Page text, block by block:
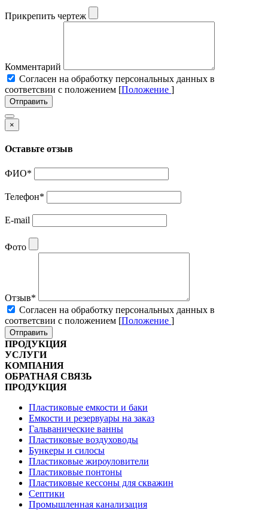
Прикрепить чертеж
Комментарий
Cогласен на обработку персональных данных в
соответсвии с положением [Положение ]
Отправить
×
Оставьте отзыв
ФИО*
Телефон*
E-mail
Фото
Отзыв*
Cогласен на обработку персональных данных в
соответсвии с положением [Положение ]
Отправить
ПРОДУКЦИЯ
УСЛУГИ
КОМПАНИЯ
ОБРАТНАЯ СВЯЗЬ
ПРОДУКЦИЯ
Пластиковые емкости и баки
Емкости и резервуары на заказ
Гальванические ванны
Пластиковые воздуховоды
Бункеры и силосы
Пластиковые жироуловители
Пластиковые понтоны
Пластиковые кессоны для скважин
Септики
Промышленная канализация